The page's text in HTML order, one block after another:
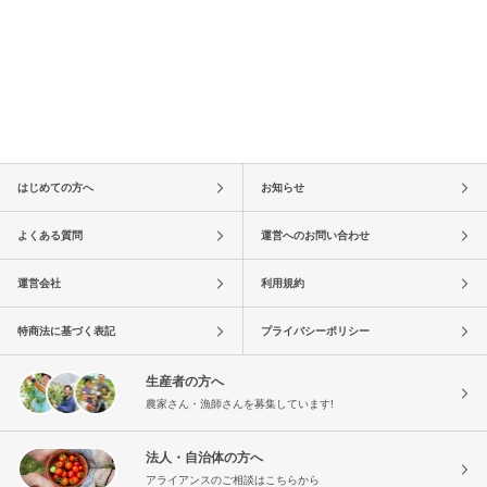
はじめての方へ お知らせ
よくある質問 運営へのお問い合わせ
運営会社 利用規約
特商法に基づく表記 プライバシーポリシー
生産者の方へ
農家さん・漁師さんを募集しています!
法人・自治体の方へ
アライアンスのご相談はこちらから